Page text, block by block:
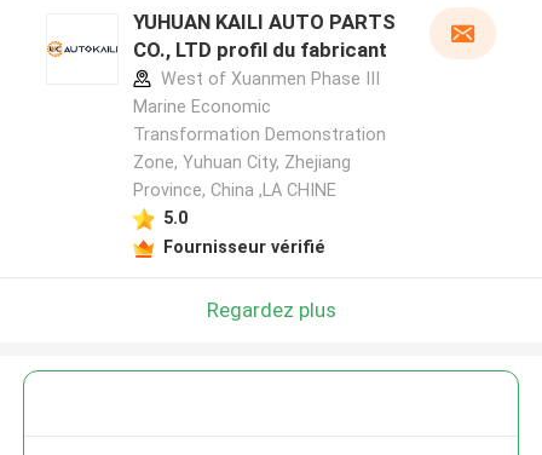
YUHUAN KAILI AUTO PARTS
CO., LTD profil du fabricant
West of Xuanmen Phase III
Marine Economic
Transformation Demonstration
Zone, Yuhuan City, Zhejiang
Province, China ,LA CHINE
5.0
Fournisseur vérifié
Regardez plus